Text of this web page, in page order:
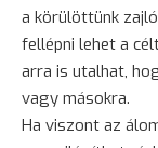
a körülöttünk
fellépni lehet a
arra is utalhat,
vagy másokra.
Ha viszont az